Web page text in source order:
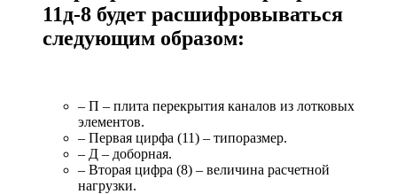
11д-8 будет расшифровываться
следующим образом:
– П – плита перекрытия каналов из лотковых
элементов.
– Первая цирфа (11) – типоразмер.
– Д – доборная.
– Вторая цифра (8) – величина расчетной
нагрузки.